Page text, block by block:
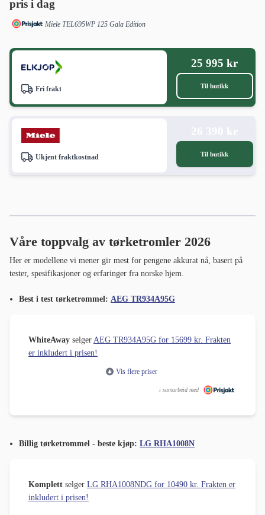
pris i dag
Miele TEL695WP 125 Gala Edition
Fri frakt
25 995 kr
Til butikk
Ukjent fraktkostnad Til butikk
Våre toppvalg av tørketromler 2026
Her er modellene vi mener gir mest for pengene akkurat nå, basert på
tester, spesifikasjoner og erfaringer fra norske hjem.
Best i test tørketrommel: AEG TR934A95G
WhiteAway selger AEG TR934A95G for 15699 kr. Frakten
er inkludert i prisen!
Vis flere priser
i samarbeid med
Billig tørketrommel - beste kjøp: LG RHA1008N
Komplett selger LG RHA1008NDG for 10490 kr. Frakten er
inkludert i prisen!